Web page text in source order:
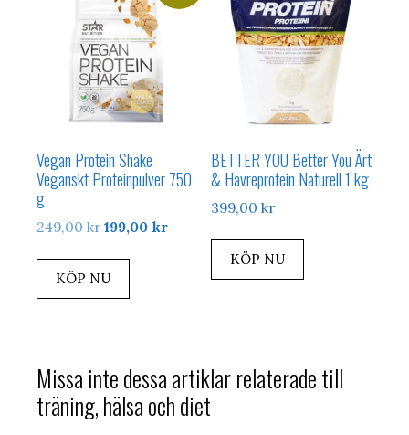
Vegan Protein Shake
Veganskt Proteinpulver 750
g
249,00kr Det
var:
199,00 krDet
KÖP NU
BETTER YOU Better You Ärt
& Havreprotein Naturell 1 kg
399,00kr
KÖP NU
Missa inte dessa artiklar relaterade till
träning, hälsa och diet